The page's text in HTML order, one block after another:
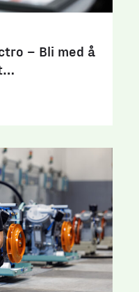
– Bli med å